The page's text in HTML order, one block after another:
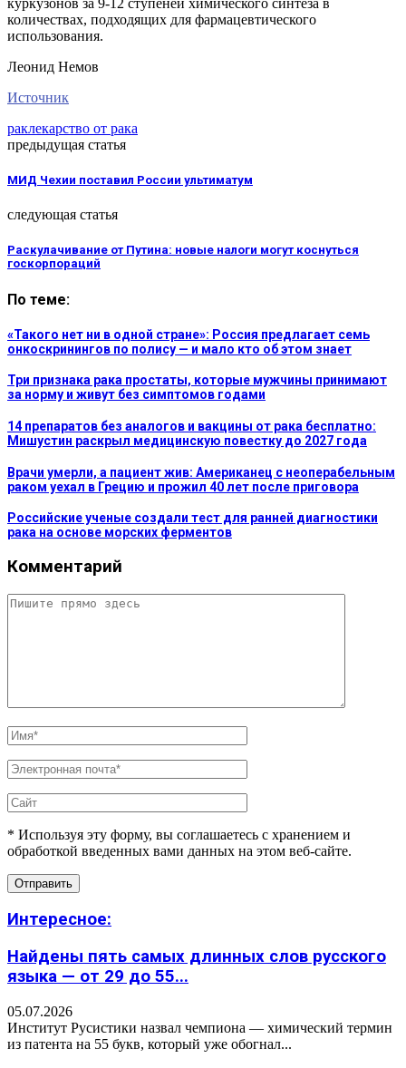
количествах, подходящих для фармацевтического
использования.
Леонид Немов
Источник
раклекарство от рака
предыдущая статья
МИД Чехии поставил России ультиматум
следующая статья
Раскулачивание от Путина: новые налоги могут коснуться
госкорпораций
По теме:
«Такого нет ни в одной стране»: Россия предлагает семь
онкоскринингов по полису — и мало кто об этом знает
Три признака рака простаты, которые мужчины принимают
за норму и живут без симптомов годами
14 препаратов без аналогов и вакцины от рака бесплатно:
Мишустин раскрыл медицинскую повестку до 2027 года
Врачи умерли, а пациент жив: Американец с неоперабельным
раком уехал в Грецию и прожил 40 лет после приговора
Российские ученые создали тест для ранней диагностики
рака на основе морских ферментов
Комментарий
* Используя эту форму, вы соглашаетесь с хранением и
обработкой введенных вами данных на этом веб-сайте.
Интересное:
Найдены пять самых длинных слов русского
языка — от 29 до 55...
05.07.2026
Институт Русистики назвал чемпиона — химический термин
из патента на 55 букв, который уже обогнал...